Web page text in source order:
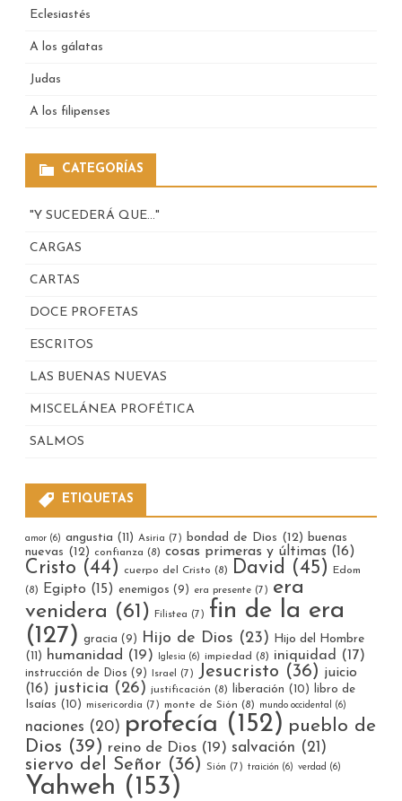
Eclesiastés
A los gálatas
Judas
A los filipenses
CATEGORÍAS
"Y SUCEDERÁ QUE…"
CARGAS
CARTAS
DOCE PROFETAS
ESCRITOS
LAS BUENAS NUEVAS
MISCELÁNEA PROFÉTICA
SALMOS
ETIQUETAS
amor (6) angustia (11) Asiria (7) bondad de Dios (12) buenas
nuevas (12) confianza (8) cosas primeras y últimas (16)
Cristo (44) cuerpo del Cristo (8) David (45)
Edom
(8)
Egipto (15) enemigos (9) era presente (7) era
venidera (61) Filistea (7) fin de la era
(127) gracia (9) Hijo de Dios (23)
Hijo del Hombre
(11)
humanidad (19) Iglesia (6) impiedad (8) iniquidad (17)
instrucción de Dios (9) Israel (7) Jesucristo (36) juicio
(16) justicia (26) justificación (8) liberación (10)
libro de
Isaías (10) misericordia (7) monte de Sión (8) mundo occidental (6)
naciones (20) profecía (152) pueblo de
Dios (39) reino de Dios (19) salvación (21)
siervo del Señor (36) Sión (7) traición (6) verdad (6)
Yahweh (153)